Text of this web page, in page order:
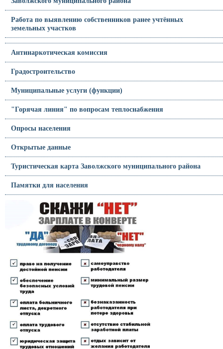
Работа по выявлению собственников ранее учтённых
земельных участков
Антинаркотическая комиссия
Градостроительство
Муниципальные услуги (функции)
"Горячая линия" по вопросам теплоснабжения
Опросы населения
Открытые данные
Туристическая карта Заволжского муниципального района
Памятки для населения